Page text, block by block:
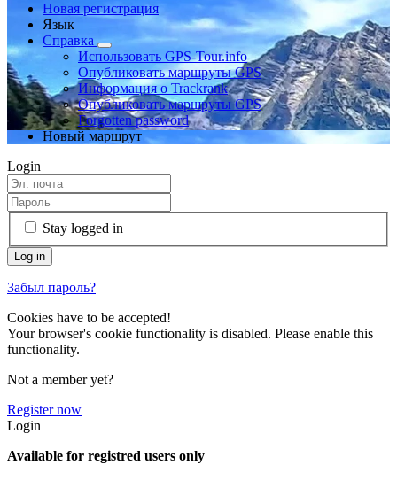
Новая регистрация
Язык
Справка
Использовать GPS-Tour.info
Опубликовать маршруты GPS
Информация о Trackrank
Опубликовать маршруты GPS
Forgotten password
Новый маршрут
Login
Stay logged in
Забыл пароль?
Cookies have to be accepted!
Your browser's cookie functionality is disabled. Please enable this
functionality.
Not a member yet?
Register now
Login
Available for registred users only